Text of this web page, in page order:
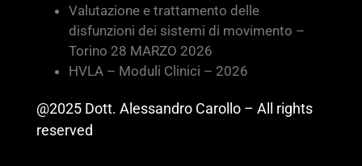
Valutazione e trattamento delle
disfunzioni dei sistemi di movimento –
Torino 28 MARZO 2026
HVLA – Moduli Clinici – 2026
@2025 Dott. Alessandro Carollo – All rights
reserved